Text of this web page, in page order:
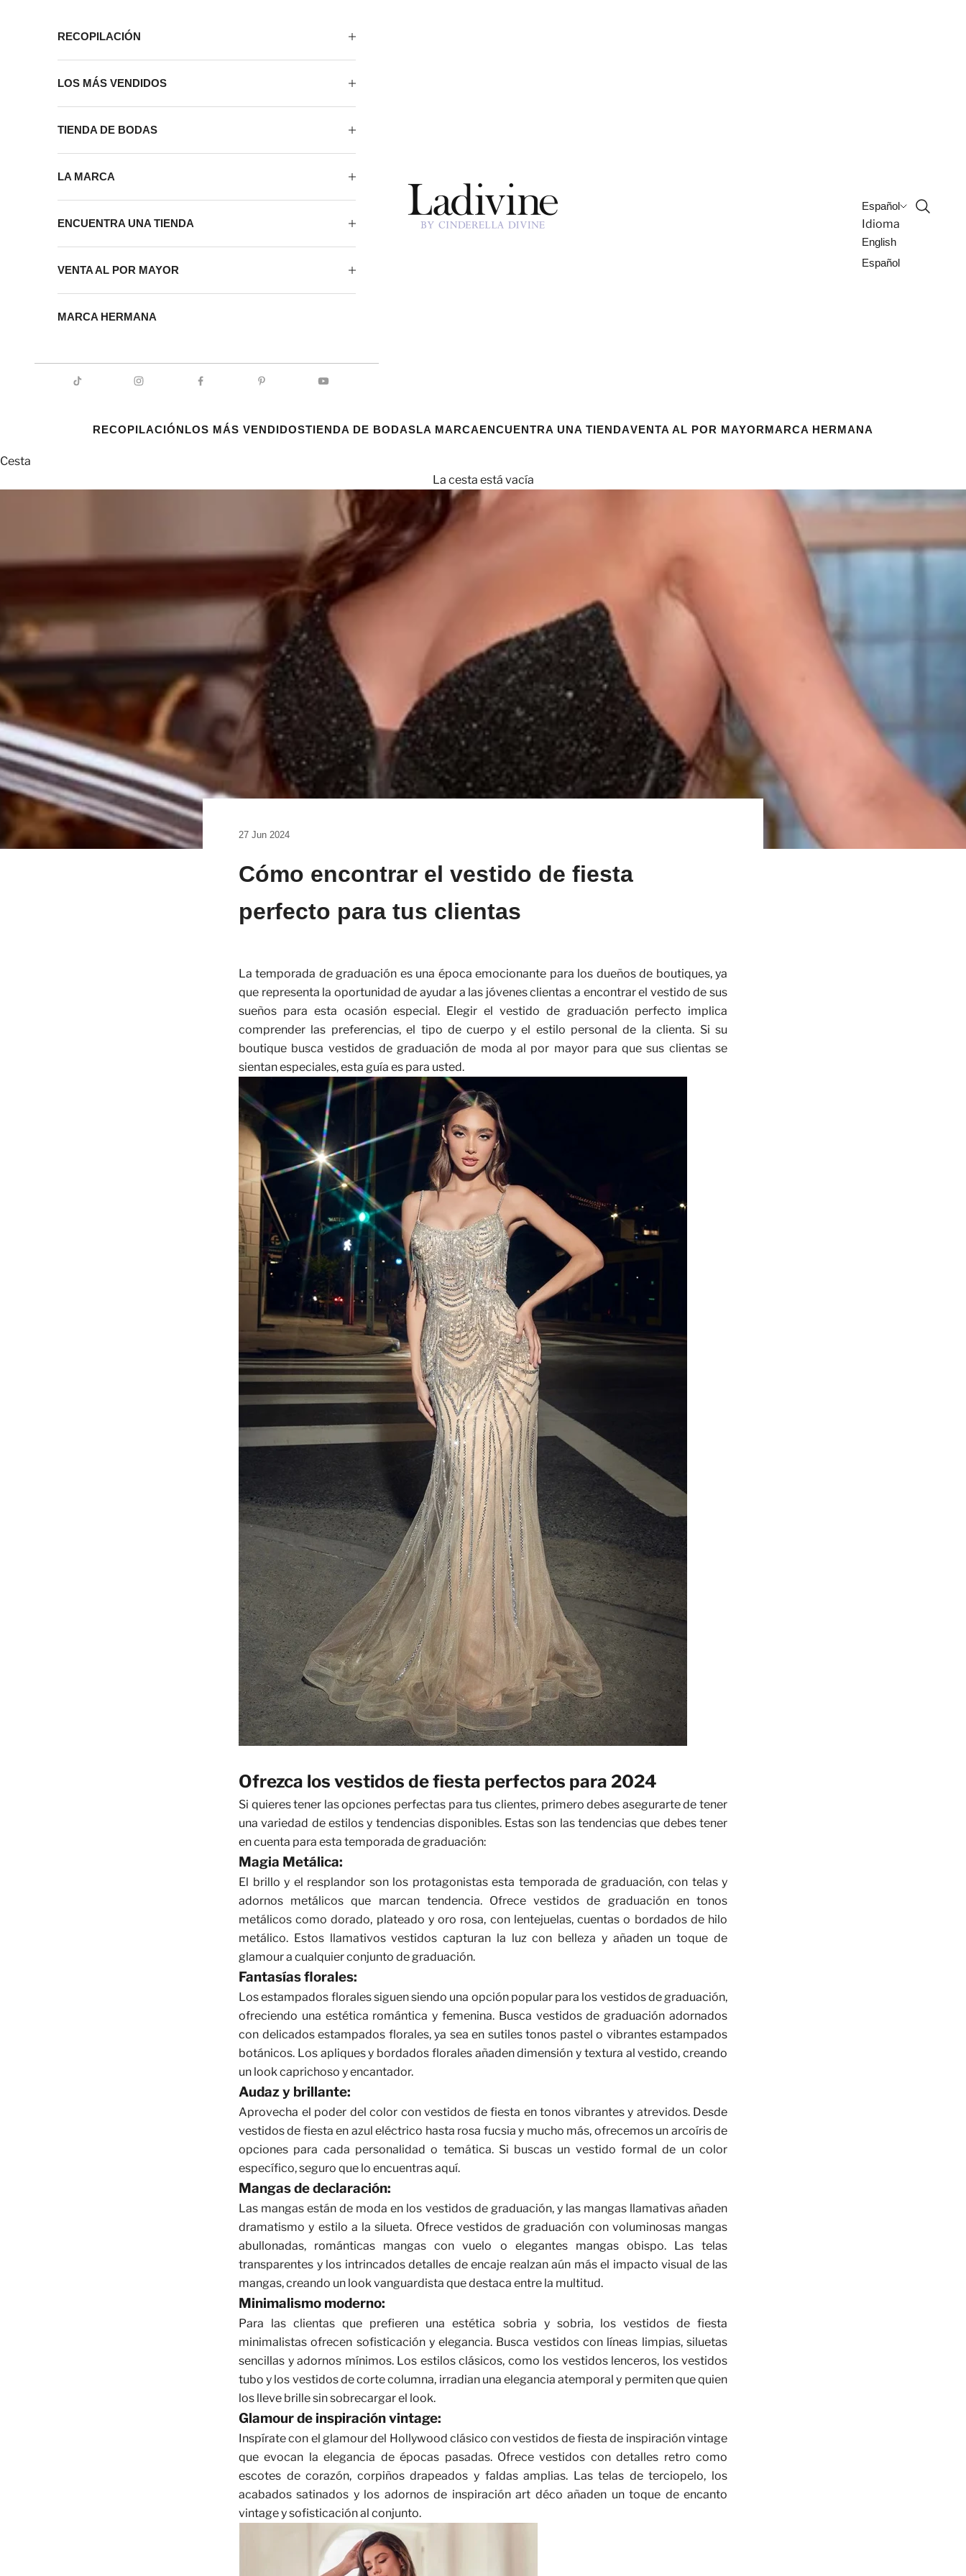
Ladivine by Cinderella Divine
RECOPILACIÓNLOS MÁS VENDIDOSTIENDA DE BODASLA MARCAENCUENTRA UNA TIENDAVENTA AL POR MAYORMARCA HERMANA
Español
Idioma
English
Español
Abrir
RECOPILACIÓN
LOS MÁS VENDIDOS
TIENDA DE BODAS
LA MARCA
ENCUENTRA UNA TIENDA
VENTA AL POR MAYOR
MARCA HERMANA
Cesta
La cesta está vacía
27 Jun 2024
Cómo encontrar el vestido de fiesta
perfecto para tus clientas
La temporada de graduación es una época emocionante para los dueños de boutiques, ya
que representa la oportunidad de ayudar a las jóvenes clientas a encontrar el vestido de sus
sueños para esta ocasión especial. Elegir el vestido de graduación perfecto implica
comprender las preferencias, el tipo de cuerpo y el estilo personal de la clienta. Si su
boutique busca vestidos de graduación de moda al por mayor para que sus clientas se
sientan especiales, esta guía es para usted.
Ofrezca los vestidos de fiesta perfectos para 2024
Si quieres tener las opciones perfectas para tus clientes, primero debes asegurarte de tener
una variedad de estilos y tendencias disponibles. Estas son las tendencias que debes tener
en cuenta para esta temporada de graduación:
Magia Metálica:
El brillo y el resplandor son los protagonistas esta temporada de graduación, con telas y
adornos metálicos que marcan tendencia. Ofrece vestidos de graduación en tonos
metálicos como dorado, plateado y oro rosa, con lentejuelas, cuentas o bordados de hilo
metálico. Estos llamativos vestidos capturan la luz con belleza y añaden un toque de
glamour a cualquier conjunto de graduación.
Fantasías florales:
Los estampados florales siguen siendo una opción popular para los vestidos de graduación,
ofreciendo una estética romántica y femenina. Busca vestidos de graduación adornados
con delicados estampados florales, ya sea en sutiles tonos pastel o vibrantes estampados
botánicos. Los apliques y bordados florales añaden dimensión y textura al vestido, creando
un look caprichoso y encantador.
Audaz y brillante:
Aprovecha el poder del color con vestidos de fiesta en tonos vibrantes y atrevidos. Desde
vestidos de fiesta en azul eléctrico hasta rosa fucsia y mucho más, ofrecemos un arcoíris de
opciones para cada personalidad o temática. Si buscas un vestido formal de un color
específico, seguro que lo encuentras aquí.
Mangas de declaración:
Las mangas están de moda en los vestidos de graduación, y las mangas llamativasañaden
dramatismo y estilo a la silueta. Ofrece vestidos de graduación con voluminosas mangas
abullonadas, románticas mangas con vuelo o elegantes mangas obispo. Las telas
transparentes y los intrincados detalles de encaje realzan aún más el impacto visual de las
mangas, creando un look vanguardista que destaca entre la multitud.
Minimalismo moderno:
Para las clientas que prefieren una estética sobria y sobria, los vestidos de fiesta
minimalistas ofrecen sofisticación y elegancia. Busca vestidos con líneas limpias, siluetas
sencillas y adornos mínimos. Los estilos clásicos, como los vestidos lenceros, los vestidos
tubo y los vestidos de corte columna, irradian una elegancia atemporal y permiten que quien
los lleve brille sin sobrecargar el look.
Glamour de inspiración vintage:
Inspírate con el glamour del Hollywood clásico convestidos de fiesta de inspiración vintage
que evocan la elegancia de épocas pasadas. Ofrece vestidos con detalles retro como
escotes de corazón, corpiños drapeados y faldas amplias. Las telas de terciopelo, los
acabados satinados y los adornos de inspiración art déco añaden un toque de encanto
vintage y sofisticación al conjunto.